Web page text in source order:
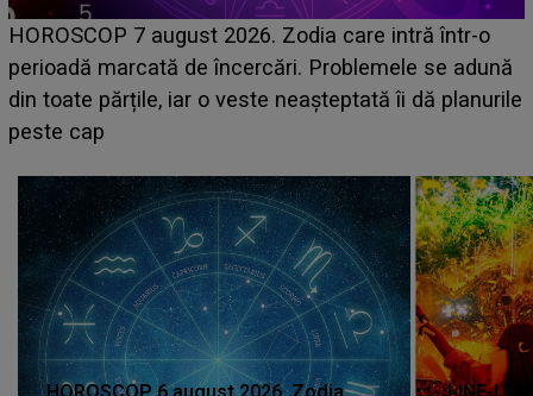
Emanuel a ținut ACEST DETALIU ASCUNS până
acum! În fața Alexandrei, concurentul din Casa Iubirii
face o MĂRTURISIRE NEAȘTEPTATĂ despre mama
sa: "I-am spus și ei în față, eu nu te iubesc pentru
HOROSCOP 6 august 2026. Zodia
LINE-UP